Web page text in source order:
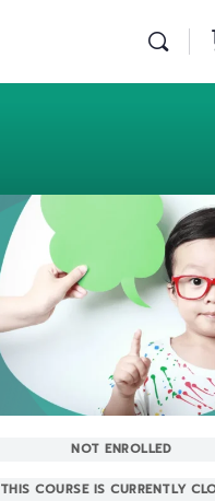
NOT ENROLLED
THIS COURSE IS CURRENTLY